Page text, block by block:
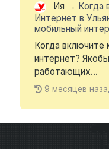
Ия → Когда
Интернет в
мобильный
Когда включите
интернет?
работающих...
9 месяцев